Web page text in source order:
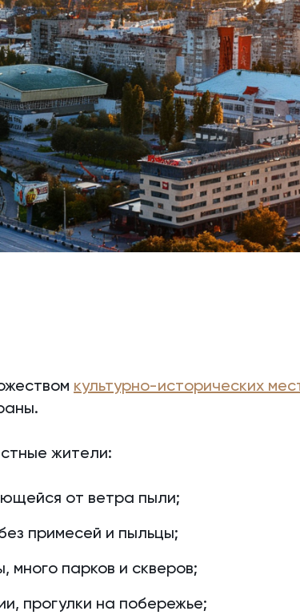
культурно-исторических
жители:
от ветра пыли;
примесей и пыльцы;
много парков и скверов;
прогулки на побережье;